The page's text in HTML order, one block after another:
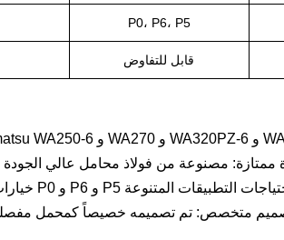
P0، P6، P5
قابل للتفاوض